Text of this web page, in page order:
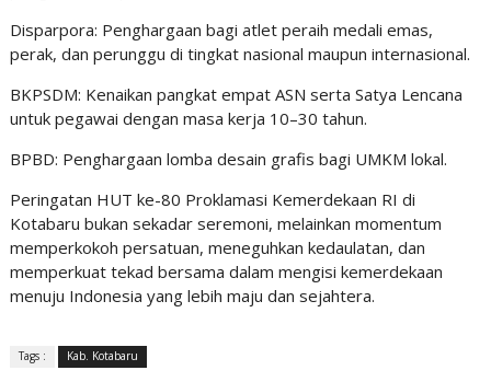
Disparpora: Penghargaan bagi atlet peraih medali emas,
perak, dan perunggu di tingkat nasional maupun internasional.
BKPSDM: Kenaikan pangkat empat ASN serta Satya Lencana
untuk pegawai dengan masa kerja 10–30 tahun.
BPBD: Penghargaan lomba desain grafis bagi UMKM lokal.
Peringatan HUT ke-80 Proklamasi Kemerdekaan RI di
Kotabaru bukan sekadar seremoni, melainkan momentum
memperkokoh persatuan, meneguhkan kedaulatan, dan
memperkuat tekad bersama dalam mengisi kemerdekaan
menuju Indonesia yang lebih maju dan sejahtera.
Tags : Kab. Kotabaru